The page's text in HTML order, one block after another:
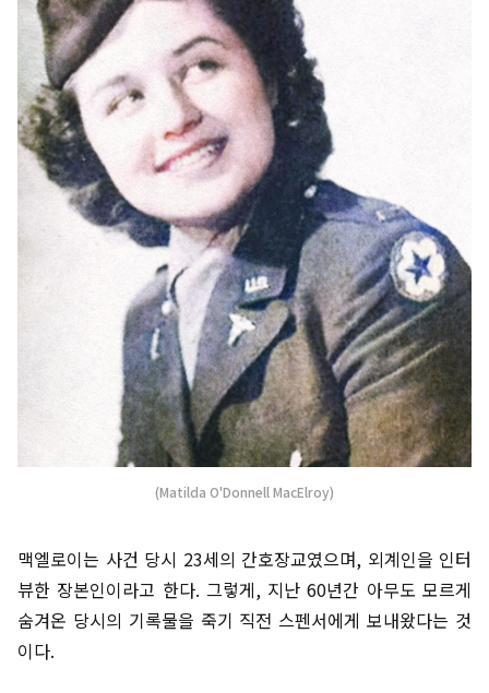
(Matilda O'Donnell MacElroy)
맥엘로이는 사건 당시 23세의 간호장교였으며, 외계인을 인터
뷰한 장본인이라고 한다. 그렇게, 지난 60년간 아무도 모르게
숨겨온 당시의 기록물을 죽기 직전 스펜서에게 보내왔다는 것
이다.